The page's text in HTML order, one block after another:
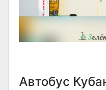
Автобус